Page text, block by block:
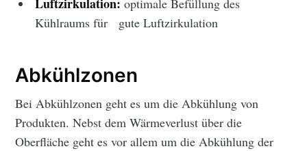
Luftzirkulation: optimale Befüllung des
Kühlraums für gute Luftzirkulation
Abkühlzonen
Bei Abkühlzonen geht es um die Abkühlung von
Produkten. Nebst dem Wärmeverlust über die
Oberfläche geht es vor allem um die Abkühlung der